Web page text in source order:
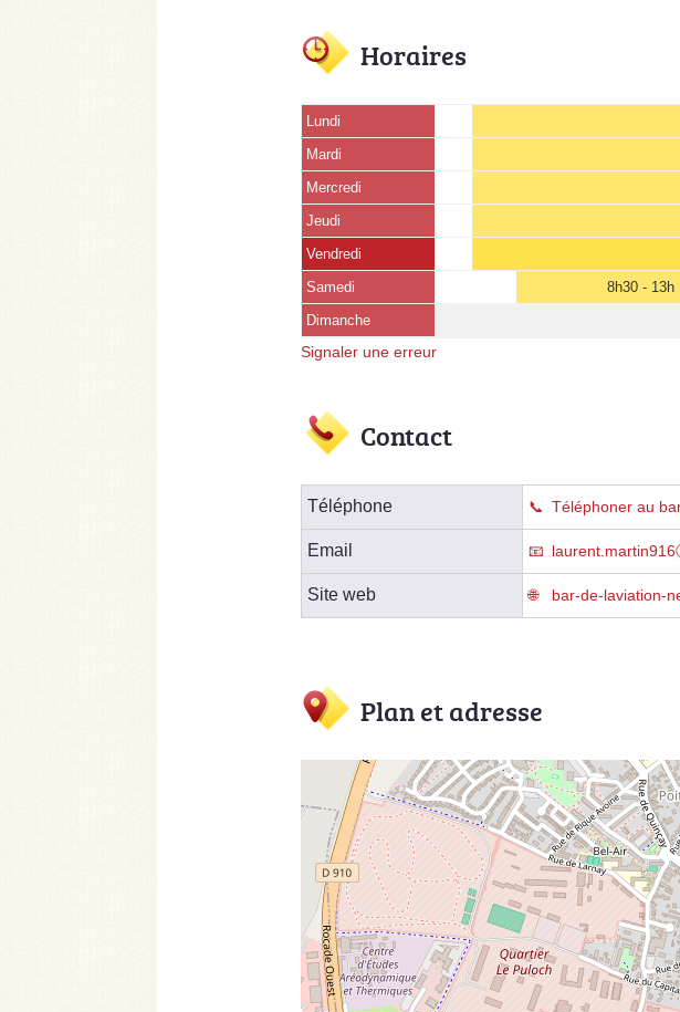
Horaires
Lundi
Mardi
Mercredi
Jeudi
Vendredi
Samedi 8h30 - 13h
Dimanche
Signaler une erreur
Contact
Téléphone Téléphoner au
Email
Site web bar-de-laviation-
Plan et adresse